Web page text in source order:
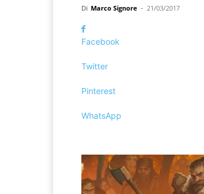
Di Marco Signore - 21/03/2017
Facebook
Twitter
Pinterest
WhatsApp